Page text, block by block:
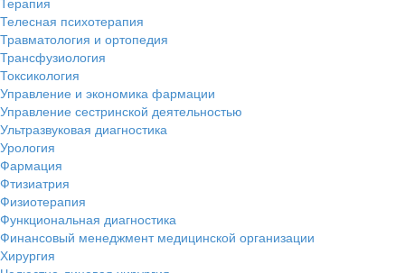
Телесная психотерапия
Травматология и ортопедия
Трансфузиология
Токсикология
Управление и экономика фармации
Управление сестринской деятельностью
Ультразвуковая диагностика
Урология
Фармация
Фтизиатрия
Физиотерапия
Функциональная диагностика
Финансовый менеджмент медицинской организации
Хирургия